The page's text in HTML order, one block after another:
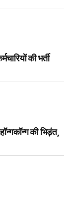
की भर्ती
की भिड़ंत,